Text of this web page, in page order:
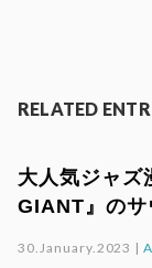
RELATED
大人気ジャズ
GIANT』のサ
30.January.2023 |